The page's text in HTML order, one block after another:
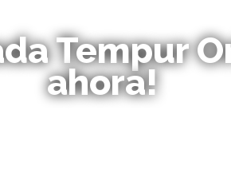
Tempur
ahora!